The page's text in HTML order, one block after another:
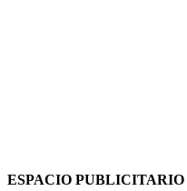
ESPACIO PUBLICITARIO